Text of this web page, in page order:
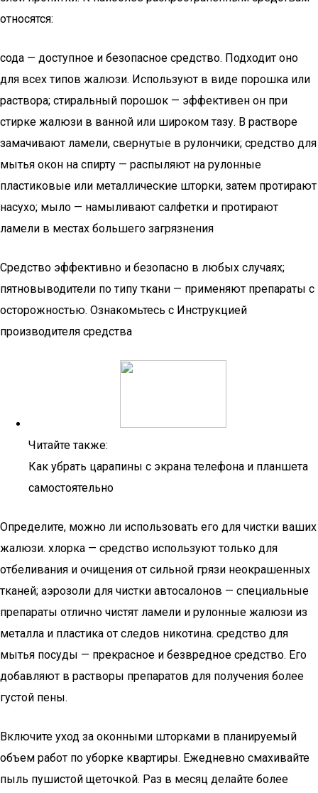
относятся:
сода — доступное и безопасное средство. Подходит оно
для всех типов жалюзи. Используют в виде порошка или
раствора; стиральный порошок — эффективен он при
стирке жалюзи в ванной или широком тазу. В растворе
замачивают ламели, свернутые в рулончики; средство для
мытья окон на спирту — распыляют на рулонные
пластиковые или металлические шторки, затем протирают
насухо; мыло — намыливают салфетки и протирают
ламели в местах большего загрязнения
Средство эффективно и безопасно в любых случаях;
пятновыводители по типу ткани — применяют препараты с
осторожностью. Ознакомьтесь с Инструкцией
производителя средства
Читайте также:
Как убрать царапины с экрана телефона и планшета
самостоятельно
Определите, можно ли использовать его для чистки ваших
жалюзи. хлорка — средство используют только для
отбеливания и очищения от сильной грязи неокрашенных
тканей; аэрозоли для чистки автосалонов — специальные
препараты отлично чистят ламели и рулонные жалюзи из
металла и пластика от следов никотина. средство для
мытья посуды — прекрасное и безвредное средство. Его
добавляют в растворы препаратов для получения более
густой пены.
Включите уход за оконными шторками в планируемый
объем работ по уборке квартиры. Ежедневно смахивайте
пыль пушистой щеточкой. Раз в месяц делайте более